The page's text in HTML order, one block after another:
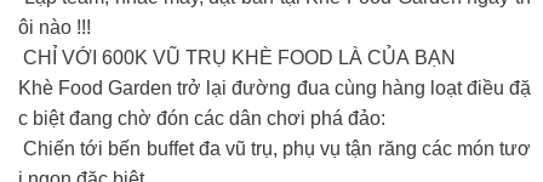
ôi nào !!!
CHỈ VỚI 600K VŨ TRỤ KHÈ FOOD LÀ CỦA BẠN
Khè Food Garden trở lại đường đua cùng hàng loạt điều đặ
c biệt đang chờ đón các dân chơi phá đảo:
Chiến tới bến buffet đa vũ trụ, phụ vụ tận răng các món tươ